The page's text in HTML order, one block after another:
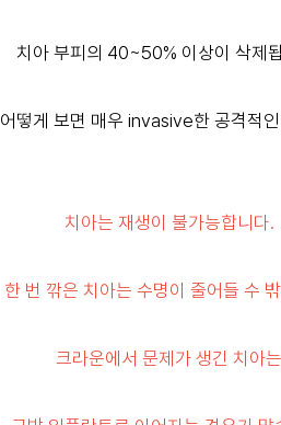
치아 부피의 40~50% 이상이 삭제
어떻게 보면 매우 invasive한 공격적
치아는 재생이 불가능합니다.
한 번 깎은 치아는 수명이 줄어들 수
크라운에서 문제가 생긴 치아